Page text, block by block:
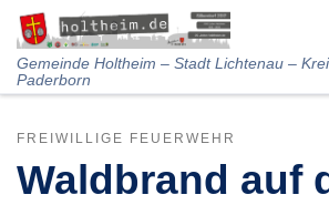
Skip to content
Gemeinde Holtheim – Stadt Lichtenau –
Paderborn
FREIWILLIGE FEUERWEHR
Waldbrand auf